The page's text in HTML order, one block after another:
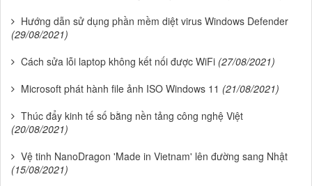
Hướng dẫn sử dụng phần mềm diệt virus Windows Defender
(29/08/2021)
Cách sửa lỗi laptop không kết nối được WiFi (27/08/2021)
Microsoft phát hành file ảnh ISO Windows 11 (21/08/2021)
Thúc đẩy kinh tế số bằng nền tảng công nghệ Việt
(20/08/2021)
Vệ tinh NanoDragon 'Made in Vietnam' lên đường sang Nhật
(15/08/2021)